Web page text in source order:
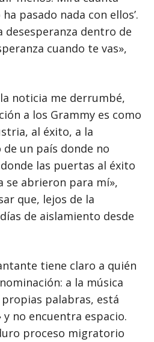
pasado nada con ellos’.
desesperanza dentro de
cuando te vas»,
noticia me derrumbé,
a los Grammy es como
al éxito, a la
un país donde no
las puertas al éxito
se abrieron para mí»,
que, lejos de la
de aislamiento desde
tiene claro a quién
a la música
palabras, está
no encuentra espacio.
proceso migratorio